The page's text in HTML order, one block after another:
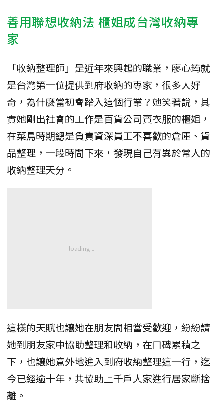
善用聯想收納法 櫃姐成台灣收納專
家
「收納整理師」是近年來興起的職業，廖心筠就
是台灣第一位提供到府收納的專家，很多人好
奇，為什麼當初會踏入這個行業？她笑著說，其
實她剛出社會的工作是百貨公司賣衣服的櫃姐，
在菜鳥時期總是負責資深員工不喜歡的倉庫、貨
品整理，一段時間下來，發現自己有異於常人的
收納整理天分。
這樣的天賦也讓她在朋友間相當受歡迎，紛紛請
她到朋友家中協助整理和收納，在口碑累積之
下，也讓她意外地進入到府收納整理這一行，迄
今已經逾十年，共協助上千戶人家進行居家斷捨
離。